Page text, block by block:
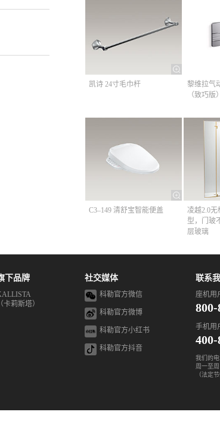
凯诗 24寸毛巾杆​
黎维拉气
（致巧版）
C3–149 清舒宝智能便盖
凌越2.0无
型，门玻
层玻璃
下品牌
（卡莉斯塔）
社交媒体
科勒官方微信
科勒官方微博
科勒官方小红书
科勒官方抖音
联系我
座机用
800-
手机用
400-
我们的电
周一至
（法定